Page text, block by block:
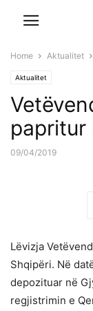
Home Aktualitet
Aktualitet
papritur
09/04/2019
Lëvizja
Shqipëri. Në
depozituar në
regjistrimin e